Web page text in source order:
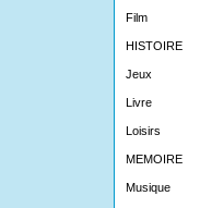
Film
HISTOIRE
Jeux
Livre
Loisirs
MEMOIRE
Musique